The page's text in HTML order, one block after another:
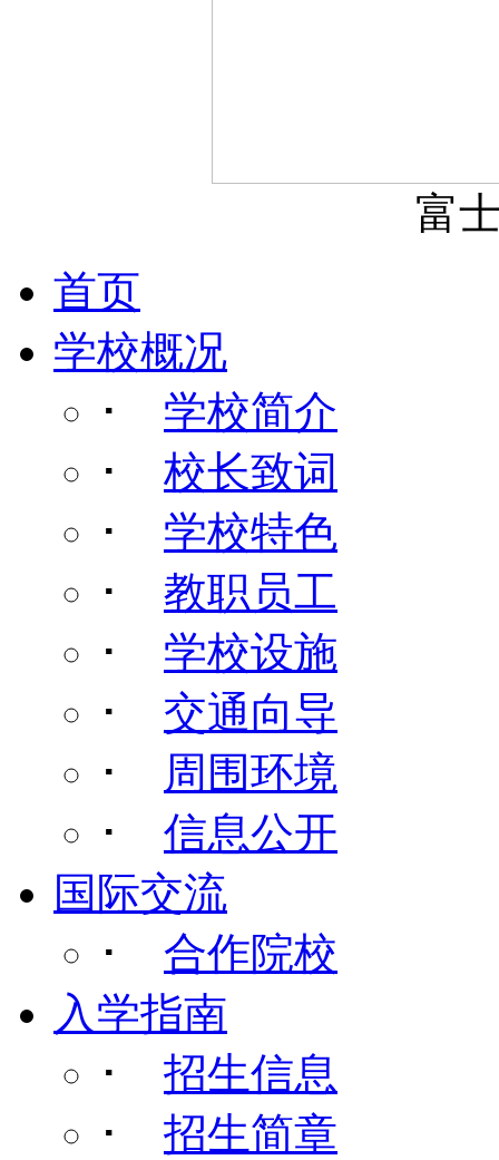
富
首页
学校概况
･ 学校简介
･ 校长致词
･ 学校特色
･ 教职员工
･ 学校设施
･ 交通向导
･ 周围环境
･ 信息公开
国际交流
･ 合作院校
入学指南
･ 招生信息
･ 招生简章